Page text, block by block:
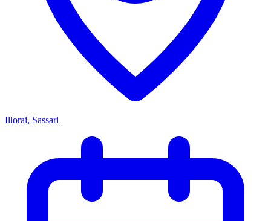
Illorai, Sassari